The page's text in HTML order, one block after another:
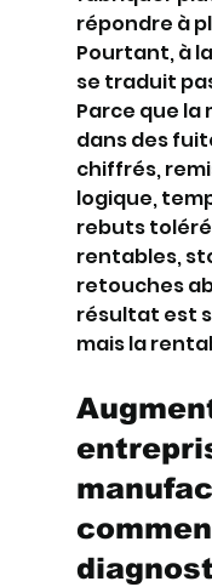
répondre à
Pourtant, à
se traduit
Parce que la
dans des
chiffrés,
logique,
rebuts
rentables,
retouches
résultat est
mais la